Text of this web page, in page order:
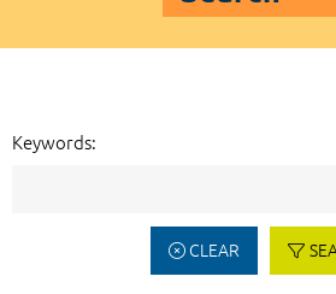
Keywords:
CLEAR